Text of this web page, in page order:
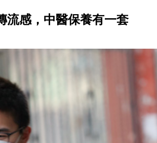
流感，中醫保養有一套